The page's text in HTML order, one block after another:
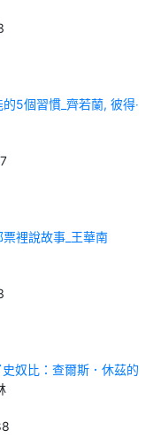
5個習慣_齊若蘭, 彼得‧
票裡說故事_王華南
史奴比：查爾斯．休茲的